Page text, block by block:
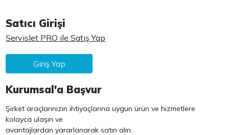
Satıcı Girişi
Servislet PRO ile Satış Yap
Giriş Yap
Kurumsal'a Başvur
Şirket araçlarınızın ihtiyaçlarına uygun ürün ve hizmetlere
kolayca ulaşın ve
avantajlardan yararlanarak satın alın.